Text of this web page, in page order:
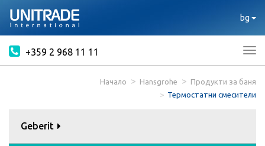
bg
+359 2 968 11 11
Начало Hansgrohe
Продукти за баня
Термостатни смесители
Geberit